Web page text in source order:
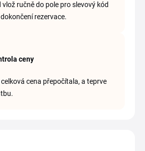
ručně do pole pro slevový kód
rezervace.
ceny
cena přepočítala, a teprve